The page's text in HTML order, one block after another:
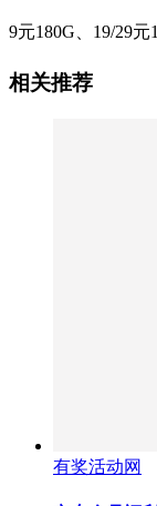
9元180G、19/29
相关推荐
有奖活动网